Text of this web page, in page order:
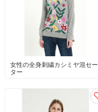
女性の全身刺繍カシミヤ混セー
ター